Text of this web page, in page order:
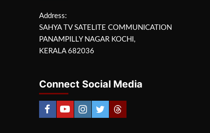
Address:
SAHYA TV SATELITE COMMUNICATION
PANAMPILLY NAGAR KOCHI,
KERALA 682036
Connect Social Media